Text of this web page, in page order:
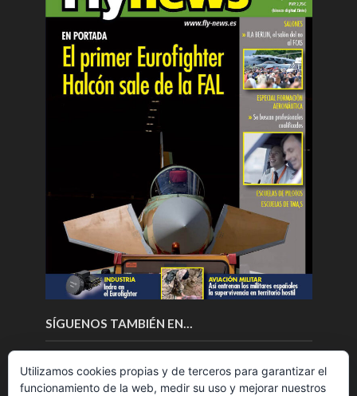
SÍGUENOS TAMBIÉN EN…
Utilizamos cookies propias y de terceros para garantizar el
funcionamiento de la web, medir su uso y mejorar nuestros